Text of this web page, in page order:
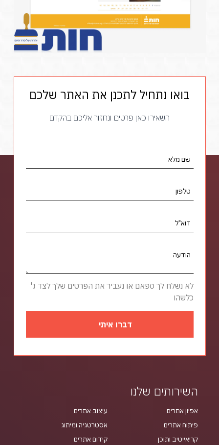
בואו נתחיל לתכנן את האתר שלכם
השאירו כאן פרטים ונחזור אליכם בהקדם
שם מלא
טלפון
דוא"ל
הודעה
לא נשלח לך ספאם או נעביר את הפרטים שלך לצד ג'
כלשהו
דברו איתי
השירותים שלנו
אפיון אתרים
עיצוב אתרים
פיתוח אתרים
אסטרטגיה ומיתוג
קריאייטיב ותוכן
קידום אתרים